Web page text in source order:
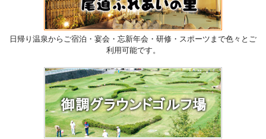
日帰り温泉からご宿泊・宴会・忘新年会・研修・スポーツまで色々とご
利用可能です。